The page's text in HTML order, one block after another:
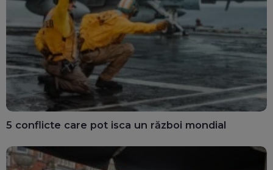
5 conflicte care pot isca un război mondial